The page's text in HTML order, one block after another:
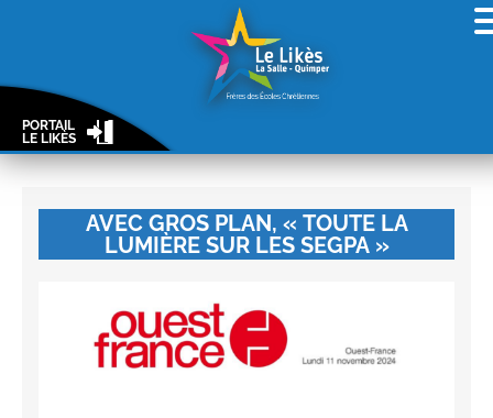
PORTAIL
LE LIKÈS
AVEC GROS PLAN, « TOUTE LA
LUMIÈRE SUR LES SEGPA »